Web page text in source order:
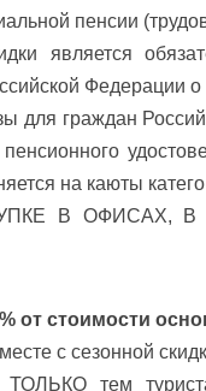
пенсии
является
Федерации
для граждан
на каюты
В ОФИСАХ,
от стоимости
с сезонной
ТОЛЬКО тем